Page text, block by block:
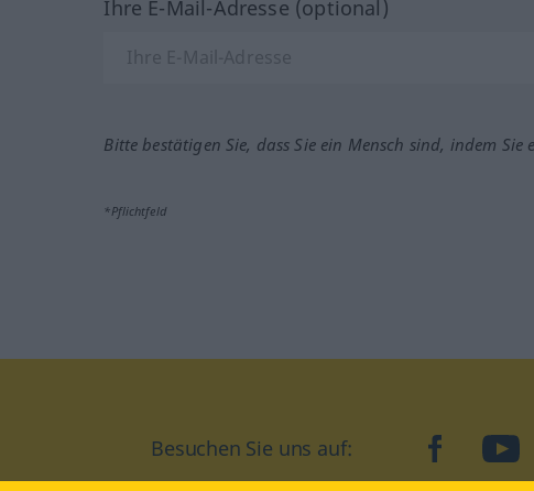
Ihre E-Mail-Adresse (optional)
Bitte bestätigen Sie, dass Sie ein Mensch sind, indem Sie
*Pflichtfeld
Besuchen Sie uns auf: facebook